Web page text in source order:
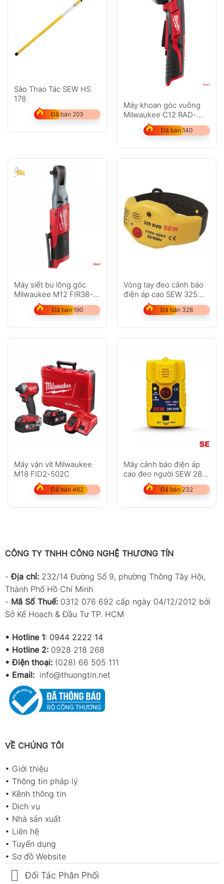
Sào Thao Tác SEW HS
178
Đã bán 203
Máy khoan góc vuông
Milwaukee C12 RAD-
Đã bán 140
Máy siết bu lông góc
Milwaukee M12 FIR38-
Đã bán 190
Vòng tay đeo cảnh báo
điện áp cao SEW 325
Đã bán 328
Máy vặn vít Milwaukee
M18 FID2-502C
Đã bán 462
Máy cảnh báo điện áp
cao đeo người SEW 289
Đã bán 232
CÔNG TY TNHH CÔNG NGHỆ THƯƠNG TÍN
-Địa chỉ: 232/14 Đường Số 9, phường Thông Tây Hội,
Thành Phố Hồ Chí Minh
- Mã Số Thuế: 0312 076 692 cấp ngày 04/12/2012 bởi
Sở Kế Hoạch & Đầu Tư TP. HCM
• Hotline 1: 0944 2222 14
• Hotline 2: 0928 218 268
• Điện thoại: (028) 66 505 111
• Email: info@thuongtin.net
VỀ CHÚNG TÔI
• Giới thiệu
• Thông tin pháp lý
• Kênh thông tin
• Dịch vụ
• Nhà sản xuất
• Liên hệ
• Tuyển dụng
• Sơ đồ Website
Đối Tác Phân Phối